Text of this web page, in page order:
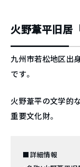
火野葦平旧居
九州市若松地区出
です。
火野葦平の文学的
重要文化財。
■詳細情報